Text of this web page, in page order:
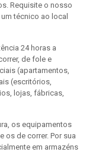
Requisite o nosso
técnico ao local
24 horas a
de fole e
(apartamentos,
(escritórios,
lojas, fábricas,
os equipamentos
os de correr. Por sua
em armazéns